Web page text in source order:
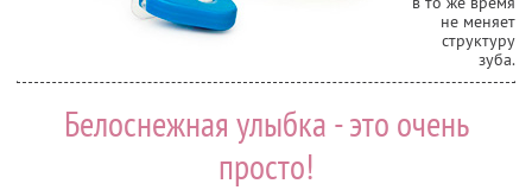
не меняет
структуру
зуба.
Белоснежная улыбка - это очень
просто!